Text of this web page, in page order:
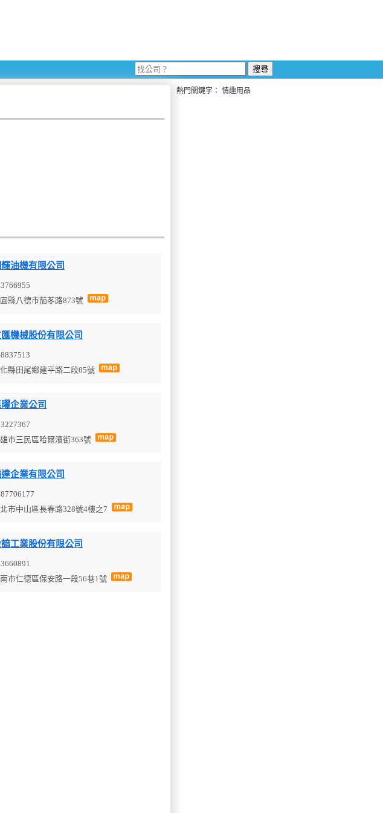
油機有限公司
縣八德市茄苳路873號
機械股份有限公司
縣田尾鄉建平路二段85號
企業公司
市三民區哈爾濱街363號
企業有限公司
市中山區長春路328號4樓之7
工業股份有限公司
市仁德區保安路一段56巷1號
熱門關鍵字： 情趣用品